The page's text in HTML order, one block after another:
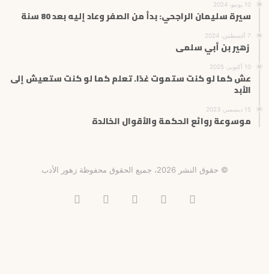
10 يونيو، 2024
سيرة سليمان الراجحي: بدأ من الصفر وعاد إليه بعد 80 سنة
7 أغسطس، 2024
زهير بن أبي سلمى
10 أكتوبر، 2025
عش كما لو كنت ستموت غدًا. تعلم كما لو كنت ستعيش إلى
الأبد
15 ديسمبر، 2023
موسوعة روائع الحكمة والأقوال الخالدة
© حقوق النشر 2026، جميع الحقوق محفوظة زهور الأدب
فيسبوك انستقرامتيلقرام